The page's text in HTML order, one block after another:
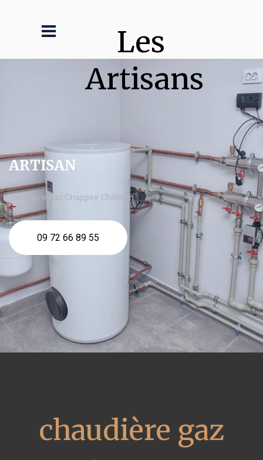
Les
Artisans
ARTISAN
chaudière gaz Chappee Châtillon
09 72 66 89 55
chaudière gaz